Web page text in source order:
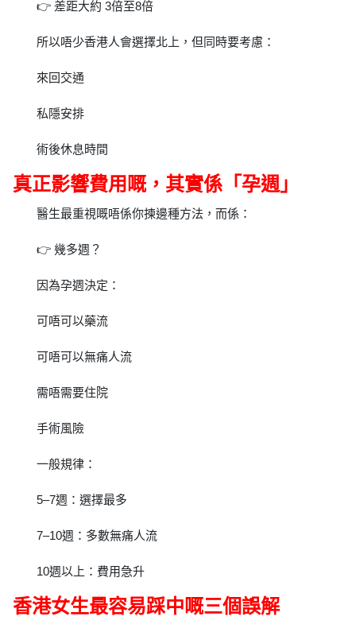
👉 差距大約 3倍至8倍
所以唔少香港人會選擇北上，但同時要考慮：
來回交通
私隱安排
術後休息時間
真正影響費用嘅，其實係「孕週」
醫生最重視嘅唔係你揀邊種方法，而係：
👉 幾多週？
因為孕週決定：
可唔可以藥流
可唔可以無痛人流
需唔需要住院
手術風險
一般規律：
5–7週：選擇最多
7–10週：多數無痛人流
10週以上：費用急升
香港女生最容易踩中嘅三個誤解